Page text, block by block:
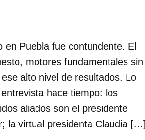
en Puebla fue contundente. El
motores fundamentales sin
alto nivel de resultados. Lo
hace tiempo: los
aliados son el presidente
la virtual presidenta Claudia […]